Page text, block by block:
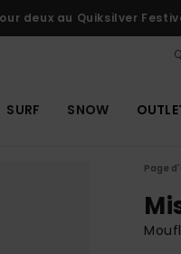
deux au Quiksilver
SURF SNOW
Page